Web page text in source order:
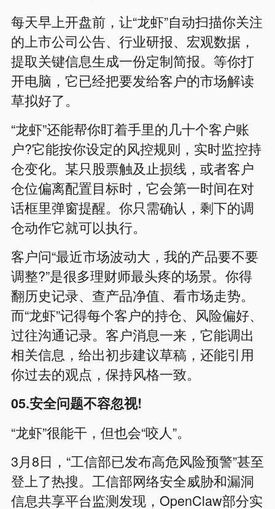
每天早上开盘前，让“龙虾”自动扫描你关注
的上市公司公告、行业研报、宏观数据，
提取关键信息生成一份定制简报。等你打
开电脑，它已经把要发给客户的市场解读
草拟好了。
“龙虾”还能帮你盯着手里的几十个客户账
户?它能按你设定的风控规则，实时监控持
仓变化。某只股票触及止损线，或者客户
仓位偏离配置目标时，它会第一时间在对
话框里弹窗提醒。你只需确认，剩下的调
仓动作它就可以执行。
客户问“最近市场波动大，我的产品要不要
调整?”是很多理财师最头疼的场景。你得
翻历史记录、查产品净值、看市场走势。
而“龙虾”记得每个客户的持仓、风险偏好、
过往沟通记录。客户消息一来，它能调出
相关信息，给出初步建议草稿，还能引用
你过去的观点，保持风格一致。
05.安全问题不容忽视!
“龙虾”很能干，但也会“咬人”。
3月8日，“工信部已发布高危风险预警”甚至
登上了热搜。工信部网络安全威胁和漏洞
信息共享平台监测发现，OpenClaw部分实